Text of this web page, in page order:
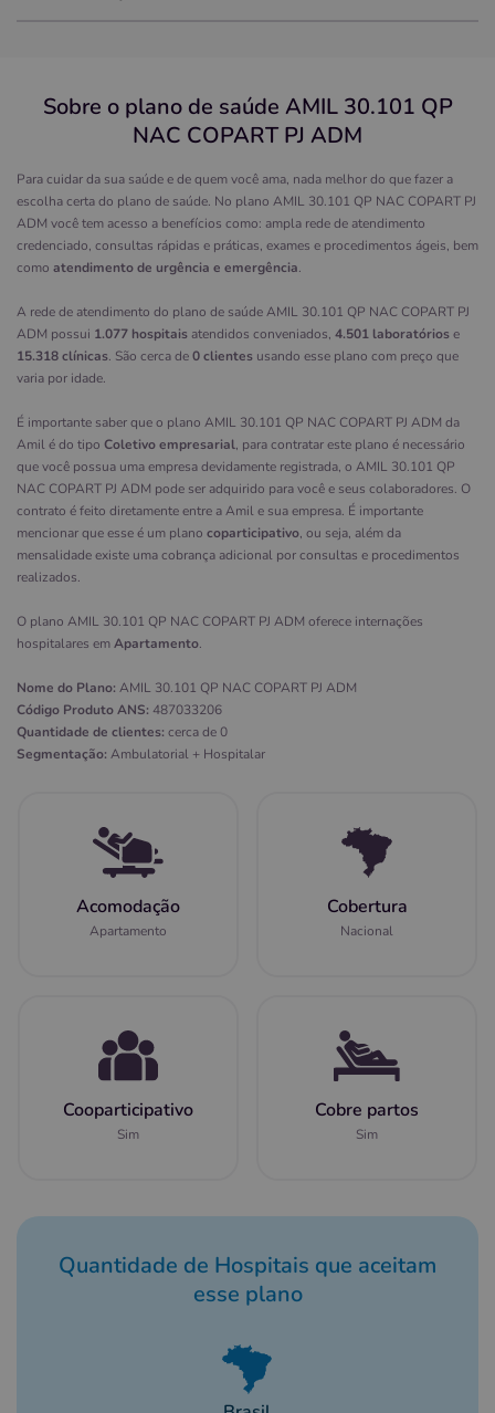
Sobre o plano de saúde AMIL 30.101 QP
NAC COPART PJ ADM
Para cuidar da sua saúde e de quem você ama, nada melhor do que fazer a
escolha certa do plano de saúde. No plano AMIL 30.101 QP NAC COPART PJ
ADM você tem acesso a benefícios como: ampla rede de atendimento
credenciado, consultas rápidas e práticas, exames e procedimentos ágeis, bem
como atendimento de urgência e emergência.
A rede de atendimento do plano de saúde AMIL 30.101 QP NAC COPART PJ
ADM possui 1.077 hospitaisatendidos conveniados, 4.501 laboratóriose
15.318 clínicas. São cerca de0 clientes usando esse plano com preço que
varia por idade.
É importante saber que o plano AMIL 30.101 QP NAC COPART PJ ADM da
Amil é do tipo Coletivo empresarial, para contratar este plano é necessário
que você possua uma empresa devidamente registrada, o AMIL 30.101 QP
NAC COPART PJ ADM pode ser adquirido para você e seus colaboradores. O
contrato é feito diretamente entre a Amil e sua empresa. É importante
mencionar que esse é um plano coparticipativo, ou seja, além da
mensalidade existe uma cobrança adicional por consultas e procedimentos
realizados.
O plano AMIL 30.101 QP NAC COPART PJ ADM oferece internações
hospitalares emApartamento.
Nome do Plano: AMIL 30.101 QP NAC COPART PJ ADM
Código Produto ANS: 487033206
Quantidade de clientes: cerca de 0
Segmentação: Ambulatorial + Hospitalar
Acomodação
Apartamento
Cobertura
Nacional
Cooparticipativo
Sim
Cobre partos
Sim
Quantidade de Hospitais que aceitam
esse plano